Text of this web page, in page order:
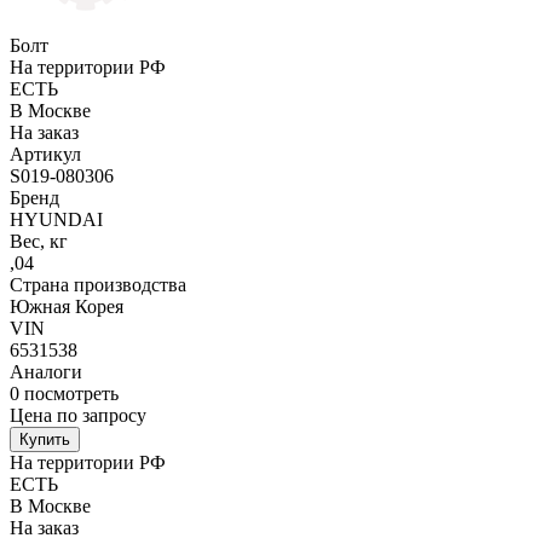
Болт
На территории РФ
ЕСТЬ
В Москве
На заказ
Артикул
S019-080306
Бренд
HYUNDAI
Вес, кг
,04
Страна производства
Южная Корея
VIN
6531538
Аналоги
0 посмотреть
Цена по запросу
Купить
На территории РФ
ЕСТЬ
В Москве
На заказ